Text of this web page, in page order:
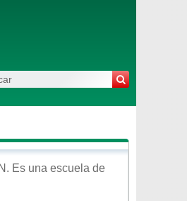
. Es una escuela de